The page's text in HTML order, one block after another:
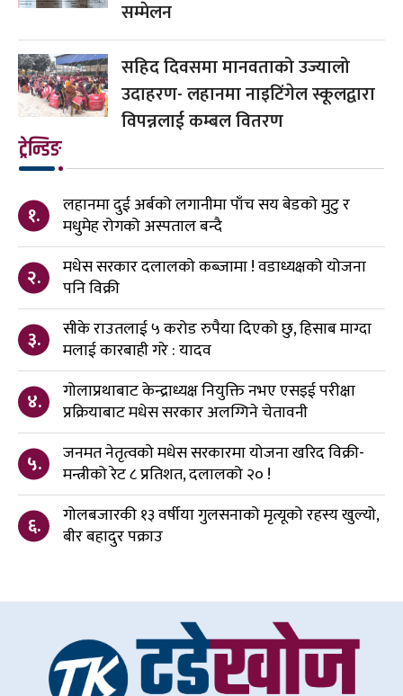
सम्मेलन
सहिद दिवसमा मानवताको उज्यालो
उदाहरण- लहानमा नाइटिंगेल स्कूलद्वारा
विपन्नलाई कम्बल वितरण
ट्रेन्डिङ
१.
लहानमा दुई अर्बको लगानीमा पाँच सय बेडको मुटु र
मधुमेह रोगको अस्पताल बन्दै
२.
मधेस सरकार दलालको कब्जामा ! वडाध्यक्षको योजना
पनि विक्री
३.
सीके राउतलाई ५ करोड रुपैया दिएको छु, हिसाब माग्दा
मलाई कारबाही गरे : यादव
४.
गोलाप्रथाबाट केन्द्राध्यक्ष नियुक्ति नभए एसइई परीक्षा
प्रक्रियाबाट मधेस सरकार अलग्गिने चेतावनी
५.
जनमत नेतृत्वको मधेस सरकारमा योजना खरिद विक्री-
मन्त्रीको रेट ८ प्रतिशत, दलालको २० !
६.
गोलबजारकी १३ वर्षीया गुलसनाको मृत्यूको रहस्य खुल्यो,
बीर बहादुर पक्राउ